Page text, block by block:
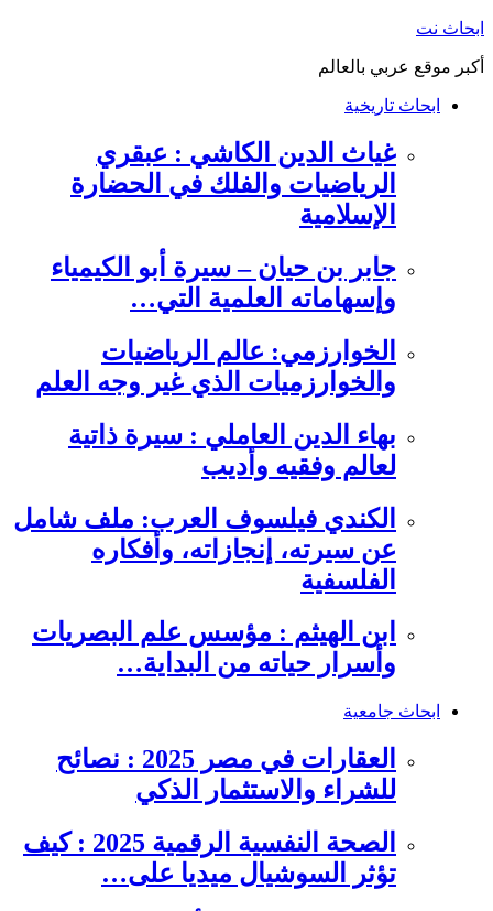
التجاوز
المحتوى
ابحاث نت
أكبر موقع عربي بالعالم
ابحاث تاريخية
غياث الدين الكاشي : عبقري
الرياضيات والفلك في الحضارة
الإسلامية
جابر بن حيان – سيرة أبو الكيمياء
وإسهاماته العلمية التي…
الخوارزمي: عالم الرياضيات
والخوارزميات الذي غير وجه العلم
بهاء الدين العاملي : سيرة ذاتية
لعالم وفقيه وأديب
الكندي فيلسوف العرب: ملف شامل
عن سيرته، إنجازاته، وأفكاره
الفلسفية
ابن الهيثم : مؤسس علم البصريات
وأسرار حياته من البداية…
ابحاث جامعية
العقارات في مصر 2025 : نصائح
للشراء والاستثمار الذكي
الصحة النفسية الرقمية 2025 : كيف
تؤثر السوشيال ميديا على…